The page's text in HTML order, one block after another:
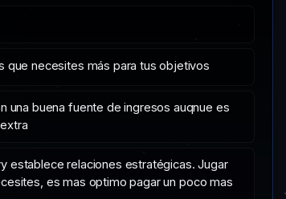
que necesites más para tus objetivos
una buena fuente de ingresos auqnue es
establece relaciones estratégicas. Jugar
es mas optimo pagar un poco mas